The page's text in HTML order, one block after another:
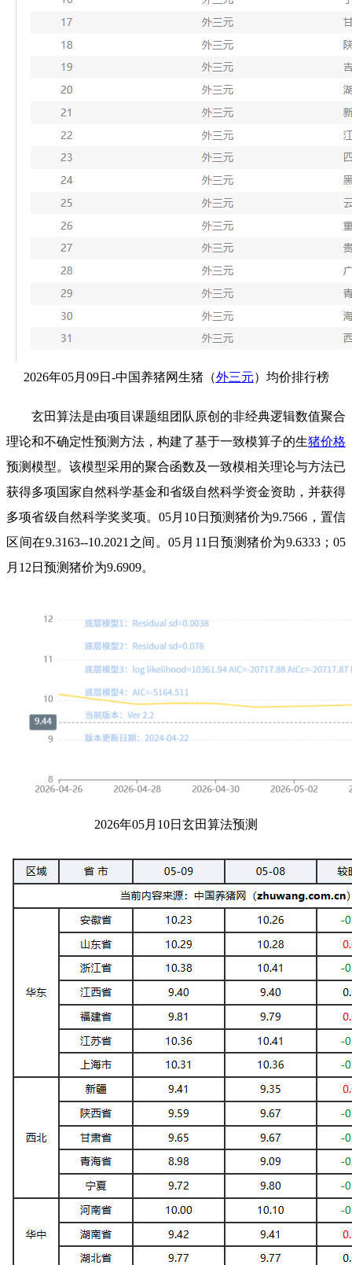
2026年05月09日-中国养猪网生猪（外三元）均价排行榜
玄田算法是由项目课题组团队原创的非经典逻辑数值聚合
理论和不确定性预测方法，构建了基于一致模算子的生猪价格
预测模型。该模型采用的聚合函数及一致模相关理论与方法已
获得多项国家自然科学基金和省级自然科学资金资助，并获得
多项省级自然科学奖奖项。05月10日预测猪价为9.7566，置信
区间在9.3163--10.2021之间。05月11日预测猪价为9.6333；05
月12日预测猪价为9.6909。
2026年05月10日玄田算法预测